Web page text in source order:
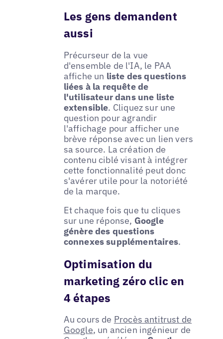
Les gens demandent
aussi
Précurseur de la vue
d'ensemble de l'IA, le PAA
affiche un liste des questions
liées à la requête de
l'utilisateur dans une liste
extensible. Cliquez sur une
question pour agrandir
l'affichage pour afficher une
brève réponse avec un lien vers
sa source. La création de
contenu ciblé visant à intégrer
cette fonctionnalité peut donc
s'avérer utile pour la notoriété
de la marque.
Et chaque fois que tu cliques
sur une réponse, Google
génère des questions
connexes supplémentaires.
Optimisation du
marketing zéro clic en
4 étapes
Au cours de Procès antitrust de
Google, un ancien ingénieur de